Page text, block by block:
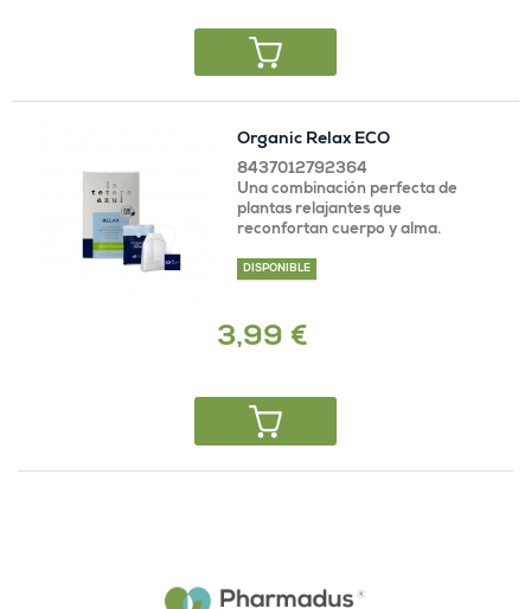
Organic Relax ECO
8437012792364
Una combinación perfecta de
plantas relajantes que
reconfortan cuerpo y alma.
DISPONIBLE
3,99 €